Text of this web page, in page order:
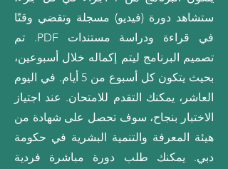
ستشاهد دورة (فيديو) مسجلة وتقضي وقتًا
في قراءة ودراسة مستندات PDF. تم
تصميم البرنامج ليتم إكماله خلال أسبوعين،
بحيث يتكون كل أسبوع من 5 أيام. في اليوم
العاشر، يمكنك التقدم للامتحان. عند اجتياز
الاختبار بنجاح، سوف تحصل على شهادة من
هيئة المعرفة والتنمية البشرية في حكومة
دبي. يمكنك طلب دورة مباشرة فردية